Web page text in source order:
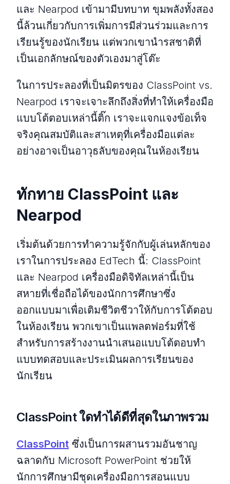
และ Nearpod เข้ามามีบทบาท ขุมพลังทั้งสอง
นี้ล้วนเกี่ยวกับการเพิ่มการมีส่วนร่วมและการ
เรียนรู้ของนักเรียน แต่พวกเขานํารสชาติที่
เป็นเอกลักษณ์ของตัวเองมาสู่โต๊ะ
ในการประลองที่เป็นมิตรของ ClassPoint vs.
Nearpod เราจะเจาะลึกถึงสิ่งที่ทําให้เครื่องมือ
แบบโต้ตอบเหล่านี้ติ๊ก เราจะแจกแจงข้อเท็จ
จริงคุณสมบัติและสาเหตุที่เครื่องมือแต่ละ
อย่างอาจเป็นอาวุธลับของคุณในห้องเรียน
ทักทาย ClassPoint และ
Nearpod
เริ่มต้นด้วยการทําความรู้จักกับผู้เล่นหลักของ
เราในการประลอง EdTech นี้: ClassPoint
และ Nearpod เครื่องมือดิจิทัลเหล่านี้เป็น
สหายที่เชื่อถือได้ของนักการศึกษาซึ่ง
ออกแบบมาเพื่อเติมชีวิตชีวาให้กับการโต้ตอบ
ในห้องเรียน พวกเขาเป็นแพลตฟอร์มที่ใช้
สําหรับการสร้างงานนําเสนอแบบโต้ตอบทํา
แบบทดสอบและประเมินผลการเรียนของ
นักเรียน
ClassPoint ใดทําได้ดีที่สุดในภาพรวม
ClassPoint ซึ่งเป็นการผสานรวมอันชาญ
ฉลาดกับ Microsoft PowerPoint ช่วยให้
นักการศึกษามีชุดเครื่องมือการสอนแบบ